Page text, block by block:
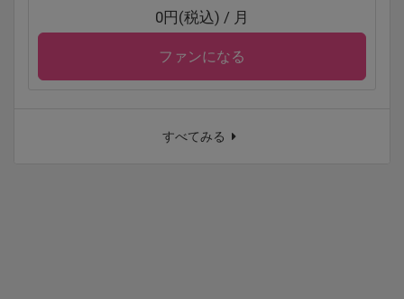
0円(税込) / 月
ファンになる
すべてみる